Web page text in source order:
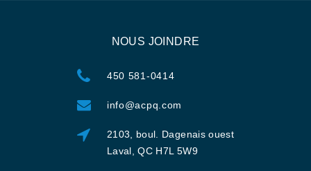
NOUS JOINDRE
450 581-0414
info@acpq.com
2103, boul. Dagenais ouest
Laval, QC H7L 5W9